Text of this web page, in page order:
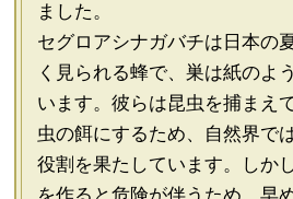
ました。
セグロアシナガバチは日本の
く見られる蜂で、巣は紙のよ
います。彼らは昆虫を捕まえ
虫の餌にするため、自然界で
役割を果たしています。しか